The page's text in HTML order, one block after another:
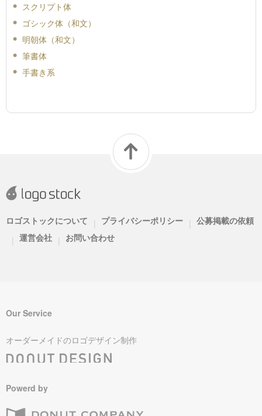
スクリプト体
ゴシック体（和文）
明朝体（和文）
筆書体
手書き系
ロゴストックについて | プライバシーポリシー | 公募掲載の依頼
| 運営会社 | お問い合わせ
Our Service
オーダーメイドのロゴデザイン制作
Powerd by